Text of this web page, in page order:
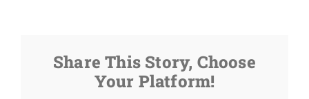
Share This Story, Choose
Your Platform!